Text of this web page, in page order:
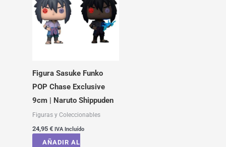
Figura Sasuke Funko
POP Chase Exclusive
9cm | Naruto Shippuden
Figuras y Coleccionables
24,95 € IVA Incluído
AÑADIR AL